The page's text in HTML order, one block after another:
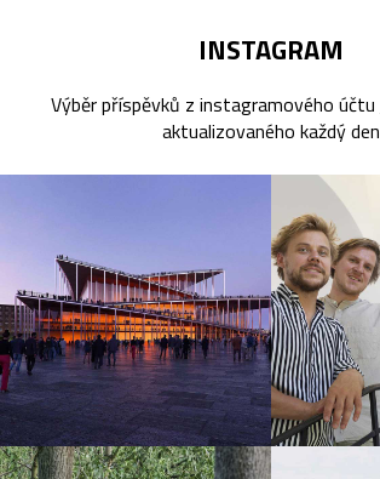
INSTAGRAM
Výběr příspěvků z instagramového účtu
aktualizovaného každý den